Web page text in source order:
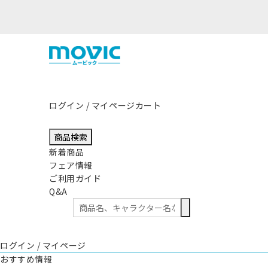
ログイン / マイページカート
商品検索
新着商品
フェア情報
ご利用ガイド
Q&A
ログイン / マイページ
おすすめ情報